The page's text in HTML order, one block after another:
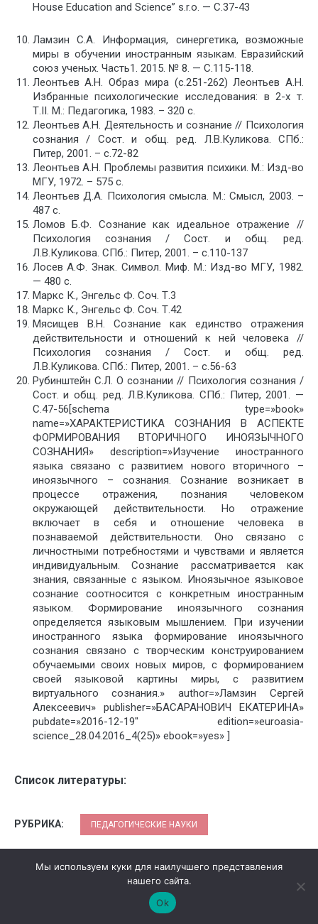
House Education and Science” s.r.o. — С.37-43
Ламзин С.А. Информация, синергетика, возможные
миры в обучении иностранным языкам. Евразийский
союз ученых. Часть1. 2015. № 8. — С.115-118.
Леонтьев А.Н. Образ мира (с.251-262) Леонтьев А.Н.
Избранные психологические исследования: в 2-х т.
Т.II. М.: Педагогика, 1983. – 320 с.
Леонтьев А.Н. Деятельность и сознание // Психология
сознания / Сост. и общ. ред. Л.В.Куликова. СПб.:
Питер, 2001. – с.72-82
Леонтьев А.Н. Проблемы развития психики. М.: Изд-во
МГУ, 1972. – 575 с.
Леонтьев Д.А. Психология смысла. М.: Смысл, 2003. –
487 с.
Ломов Б.Ф. Сознание как идеальное отражение //
Психология сознания / Сост. и общ. ред.
Л.В.Куликова. СПб.: Питер, 2001. – с.110-137
Лосев А.Ф. Знак. Символ. Миф. М.: Изд-во МГУ, 1982.
— 480 с.
Маркс К., Энгельс Ф. Соч. Т.3
Маркс К., Энгельс Ф. Соч. Т.42
Мясищев В.Н. Сознание как единство отражения
действительности и отношений к ней человека //
Психология сознания / Сост. и общ. ред.
Л.В.Куликова. СПб.: Питер, 2001. – с.56-63
Рубинштейн С.Л. О сознании // Психология сознания /
Сост. и общ. ред. Л.В.Куликова. СПб.: Питер, 2001. —
С.47-56[schema type=»book»
name=»ХАРАКТЕРИСТИКА СОЗНАНИЯ В АСПЕКТЕ
ФОРМИРОВАНИЯ ВТОРИЧНОГО ИНОЯЗЫЧНОГО
СОЗНАНИЯ» description=»Изучение иностранного
языка связано с развитием нового вторичного –
иноязычного – сознания. Сознание возникает в
процессе отражения, познания человеком
окружающей действительности. Но отражение
включает в себя и отношение человека в
познаваемой действительности. Оно связано с
личностными потребностями и чувствами и является
индивидуальным. Сознание рассматривается как
знания, связанные с языком. Иноязычное языковое
сознание соотносится с конкретным иностранным
языком. Формирование иноязычного сознания
определяется языковым мышлением. При изучении
иностранного языка формирование иноязычного
сознания связано с творческим конструированием
обучаемыми своих новых миров, с формированием
своей языковой картины миры, с развитием
виртуального сознания.» author=»Ламзин Сергей
Алексеевич» publisher=»БАСАРАНОВИЧ ЕКАТЕРИНА»
pubdate=»2016-12-19″ edition=»euroasia-
science_28.04.2016_4(25)» ebook=»yes» ]
Список литературы:
РУБРИКА: ПЕДАГОГИЧЕСКИЕ НАУКИ
ОТМЕЧЕНО: КОНФЕРЕНЦИЯ №25
Мы используем куки для наилучшего представления
нашего сайта.
Ok